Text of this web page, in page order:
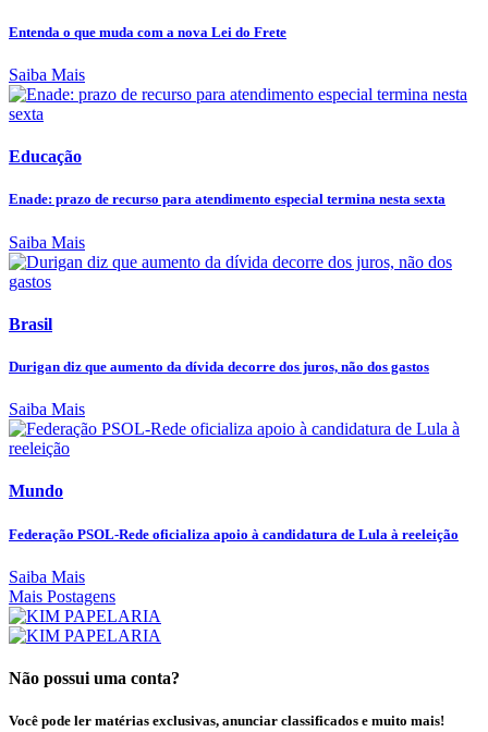
Entenda o que muda com a nova Lei do Frete
Saiba Mais
Educação
Enade: prazo de recurso para atendimento especial termina nesta sexta
Saiba Mais
Brasil
Durigan diz que aumento da dívida decorre dos juros, não dos gastos
Saiba Mais
Mundo
Federação PSOL-Rede oficializa apoio à candidatura de Lula à reeleição
Saiba Mais
Mais Postagens
Não possui uma conta?
Você pode ler matérias exclusivas, anunciar classificados e muito mais!